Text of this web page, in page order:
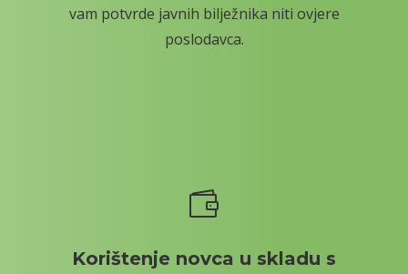
vam potvrde javnih bilježnika niti ovjere
poslodavca.

Korištenje novca u skladu s